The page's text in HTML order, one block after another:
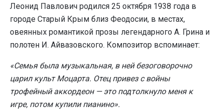
Леонид Павлович родился 25 октября 1938 года в
городе Старый Крым близ Феодосии, в местах,
овеянных романтикой прозы легендарного А. Грина и
полотен И. Айвазовского. Композитор вспоминает:
«Семья была музыкальная, в ней безоговорочно
царил культ Моцарта. Отец привез с войны
трофейный аккордеон — это подтолкнуло меня к
игре, потом купили пианино».